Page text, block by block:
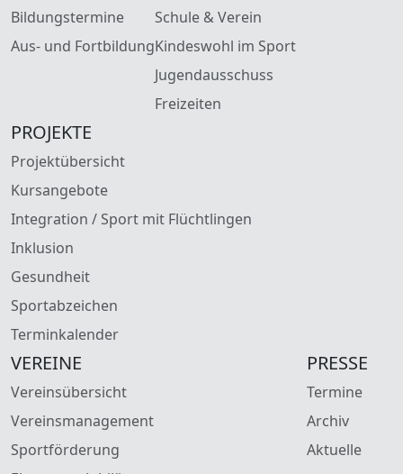
Bildungstermine
Aus- und Fortbildung
Schule & Verein
Kindeswohl im Sport
Jugendausschuss
Freizeiten
PROJEKTE
Projektübersicht
Kursangebote
Integration / Sport mit Flüchtlingen
Inklusion
Gesundheit
Sportabzeichen
Terminkalender
VEREINE
Vereinsübersicht
Vereinsmanagement
Sportförderung
PRESSE
Termine
Archiv
Aktuelle